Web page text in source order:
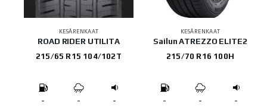
KESÄRENKAAT
ROAD RIDER UTILITA
215/65 R15 104/102T
- - -
KESÄRENKAAT
Sailun ATREZZO ELITE2
215/70 R16 100H
- - -